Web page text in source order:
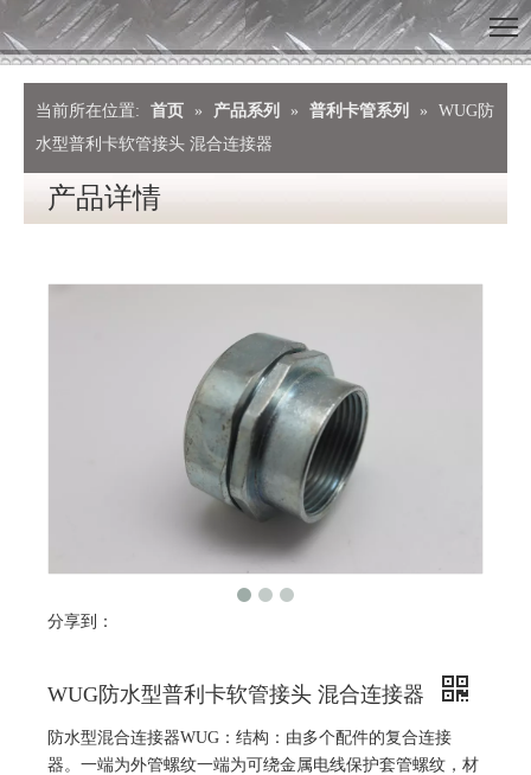
当前所在位置: 首页 » 产品系列 » 普利卡管系列 »
WUG防
水型普利卡软管接头 混合连接器
产品详情
分享到：
WUG防水型普利卡软管接头 混合连接器
防水型混合连接器WUG：结构：由多个配件的复合连接
器。一端为外管螺纹一端为可绕金属电线保护套管螺纹，材